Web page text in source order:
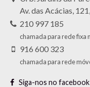
Av. das Acácias,
210 997 185
chamada para rede fixa
916 600 323
chamada para rede
Siga-nos no facebook